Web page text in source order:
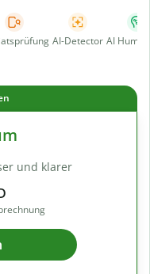
AI-Detector AI
und klarer